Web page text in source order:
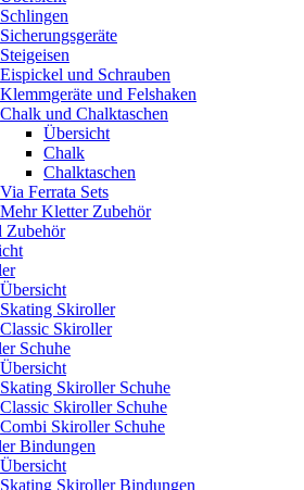
Schlingen
Sicherungsgeräte
Steigeisen
Eispickel und Schrauben
Klemmgeräte und Felshaken
Chalk und Chalktaschen
Übersicht
Chalk
Chalktaschen
Via Ferrata Sets
Mehr Kletter Zubehör
Zubehör
Übersicht
Skating Skiroller
Classic Skiroller
Schuhe
Übersicht
Skating Skiroller Schuhe
Classic Skiroller Schuhe
Combi Skiroller Schuhe
Bindungen
Übersicht
Skating Skiroller Bindungen